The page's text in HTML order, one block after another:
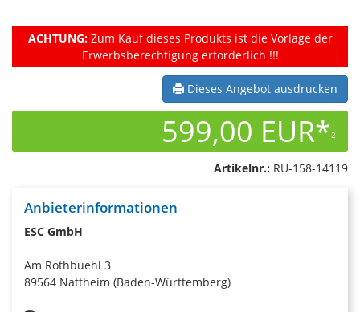
ACHTUNG:Zum Kauf dieses Produkts ist die Vorlage der
Erwerbsberechtigung erforderlich !!!
Dieses Angebot ausdrucken
599,00 EUR*2
Artikelnr.: RU-158-14119
Anbieterinformationen
ESC GmbH
Am Rothbuehl 3
89564 Nattheim (Baden-Württemberg)